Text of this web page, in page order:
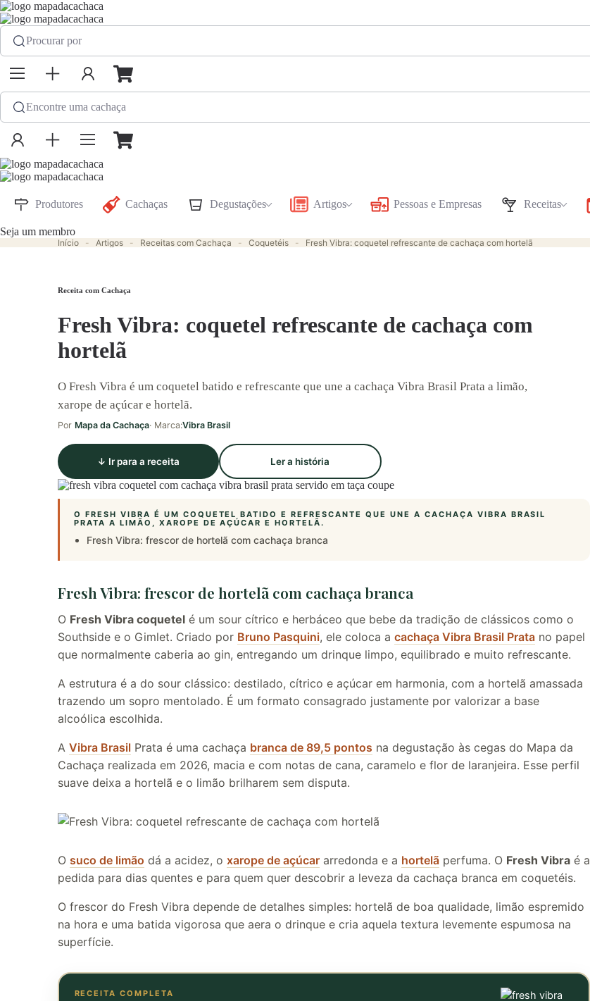
Procurar por
Encontre uma cachaça
Produtores Cachaças Degustações Artigos Pessoas e Empresas Receitas
Seja um membro
Início - Artigos - Receitas com Cachaça - Coquetéis - Fresh Vibra: coquetel refrescante de cachaça com hortelã
Receita com Cachaça
Fresh Vibra: coquetel refrescante de cachaça com
hortelã
O Fresh Vibra é um coquetel batido e refrescante que une a cachaça Vibra Brasil Prata a limão,
xarope de açúcar e hortelã.
Por Mapa da Cachaça· Marca:Vibra Brasil
↓ Ir para a receita Ler a história
O FRESH VIBRA É UM COQUETEL BATIDO E REFRESCANTE QUE UNE A CACHAÇA VIBRA BRASIL
PRATA A LIMÃO, XAROPE DE AÇÚCAR E HORTELÃ.
Fresh Vibra: frescor de hortelã com cachaça branca
Fresh Vibra: frescor de hortelã com cachaça branca
O Fresh Vibra coquetel é um sour cítrico e herbáceo que bebe da tradição de clássicos como o
Southside e o Gimlet. Criado por Bruno Pasquini, ele coloca a cachaça Vibra Brasil Prata no papel
que normalmente caberia ao gin, entregando um drinque limpo, equilibrado e muito refrescante.
A estrutura é a do sour clássico: destilado, cítrico e açúcar em harmonia, com a hortelã amassada
trazendo um sopro mentolado. É um formato consagrado justamente por valorizar a base
alcoólica escolhida.
A Vibra Brasil Prata é uma cachaça branca de 89,5 pontos na degustação às cegas do Mapa da
Cachaça realizada em 2026, macia e com notas de cana, caramelo e flor de laranjeira. Esse perfil
suave deixa a hortelã e o limão brilharem sem disputa.
O suco de limão dá a acidez, o xarope de açúcar arredonda e a hortelã perfuma. O Fresh Vibra é a
pedida para dias quentes e para quem quer descobrir a leveza da cachaça branca em coquetéis.
O frescor do Fresh Vibra depende de detalhes simples: hortelã de boa qualidade, limão espremido
na hora e uma batida vigorosa que aera o drinque e cria aquela textura levemente espumosa na
superfície.
RECEITA COMPLETA